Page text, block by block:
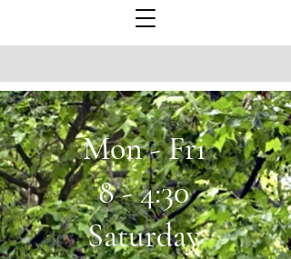
Mon - Fri
8 - 4:30
Saturday